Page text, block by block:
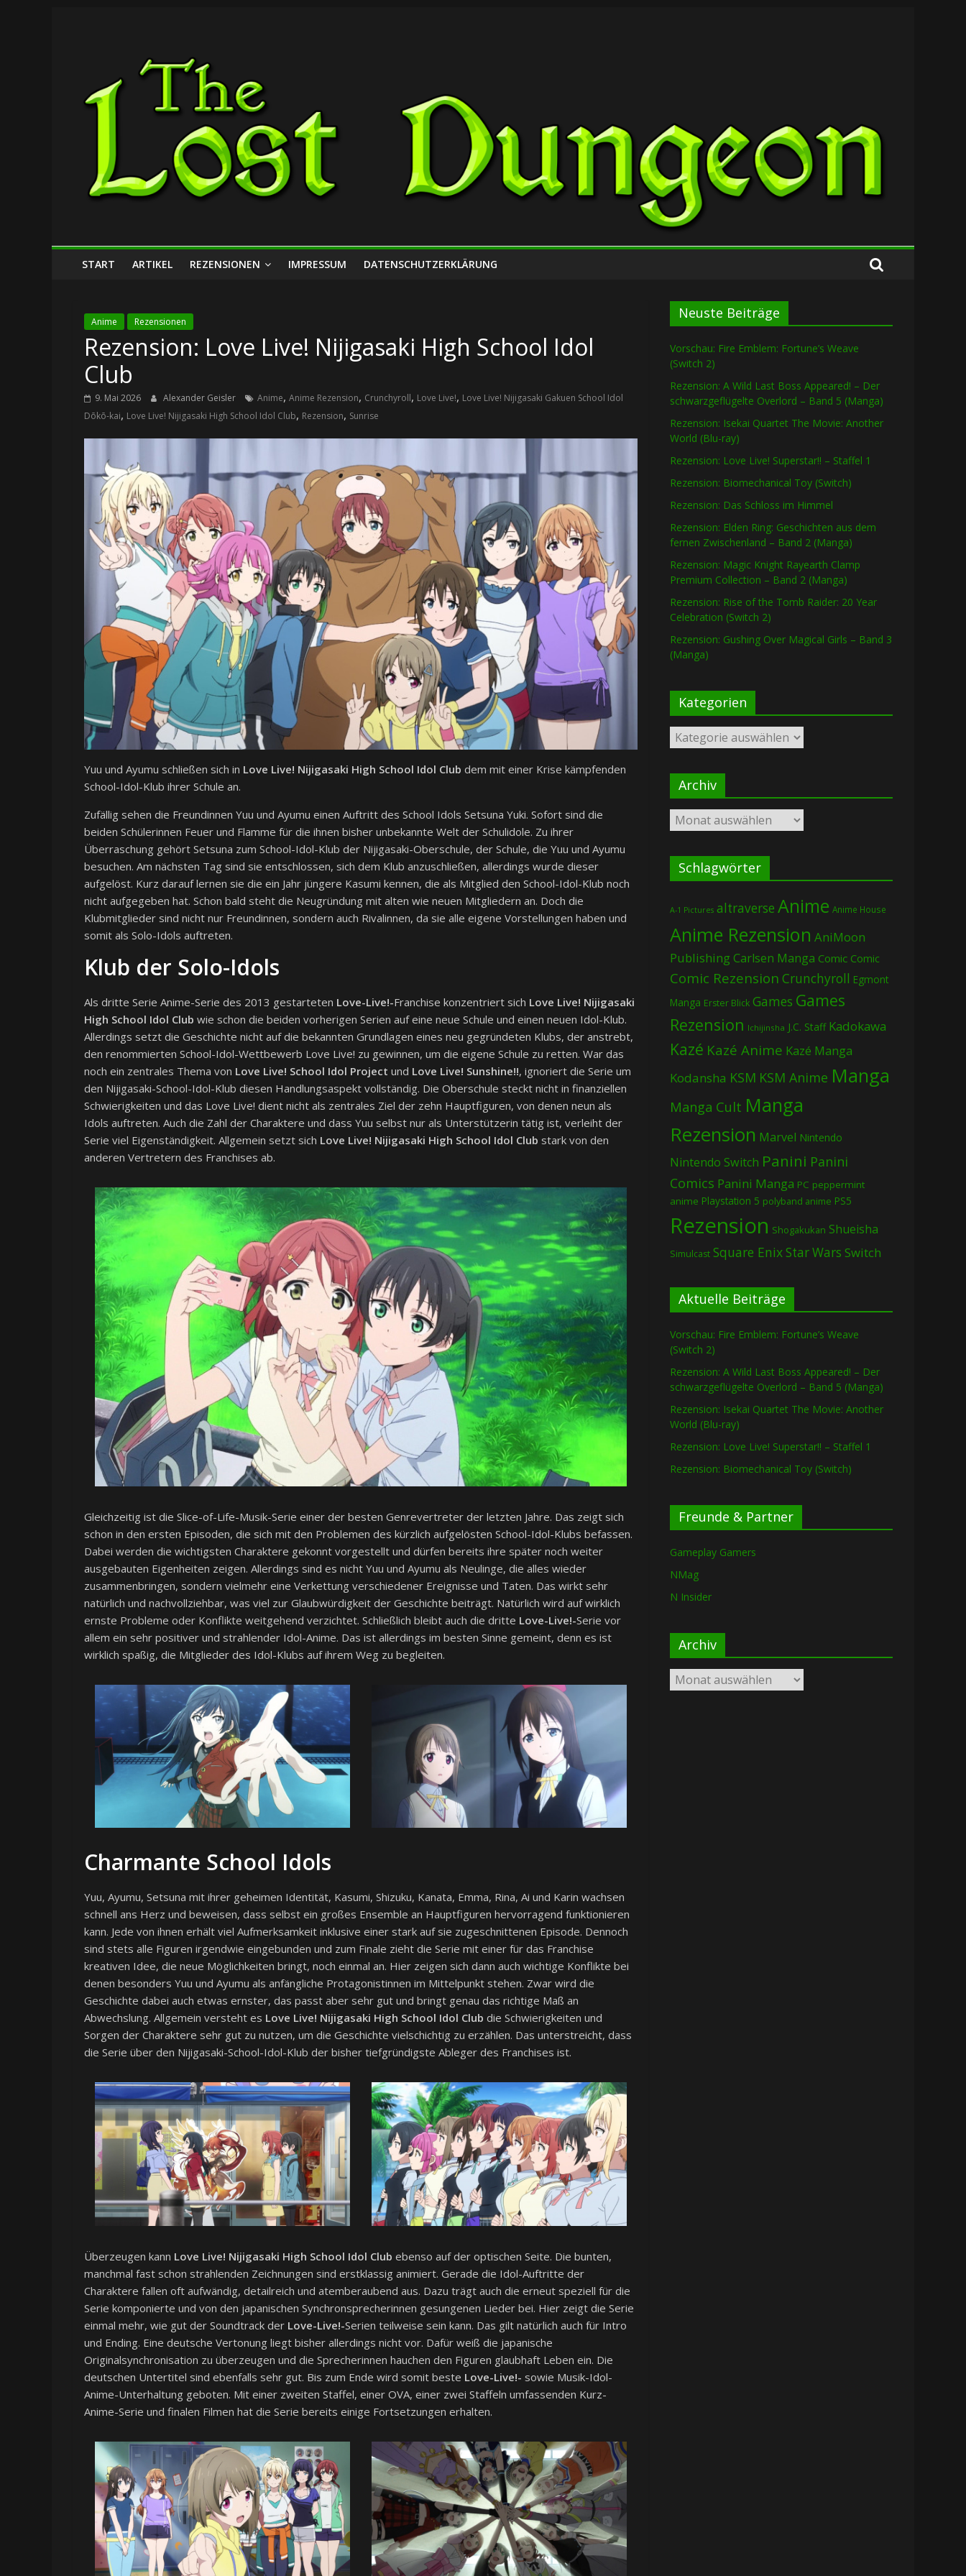
Lost
Dungeon
START ARTIKEL REZENSIONEN IMPRESSUM DATENSCHUTZERKLÄRUNG
Anime Rezensionen
Rezension: Love Live! Nijigasaki High School Idol
Club
9. Mai 2026 Alexander Geisler Anime, Anime Rezension, Crunchyroll, Love Live!, Love Live! Nijigasaki Gakuen School Idol
Dōkō-kai, Love Live! Nijigasaki High School Idol Club, Rezension, Sunrise
Yuu und Ayumu schließen sich in Love Live! Nijigasaki High School Idol Club dem mit einer Krise kämpfenden
School-Idol-Klub ihrer Schule an.
Zufällig sehen die Freundinnen Yuu und Ayumu einen Auftritt des School Idols Setsuna Yuki. Sofort sind die
beiden Schülerinnen Feuer und Flamme für die ihnen bisher unbekannte Welt der Schulidole. Zu ihrer
Überraschung gehört Setsuna zum School-Idol-Klub der Nijigasaki-Oberschule, der Schule, die Yuu und Ayumu
besuchen. Am nächsten Tag sind sie entschlossen, sich dem Klub anzuschließen, allerdings wurde dieser
aufgelöst. Kurz darauf lernen sie die ein Jahr jüngere Kasumi kennen, die als Mitglied den School-Idol-Klub noch
nicht aufgegeben hat. Schon bald steht die Neugründung mit alten wie neuen Mitgliedern an. Doch die
Klubmitglieder sind nicht nur Freundinnen, sondern auch Rivalinnen, da sie alle eigene Vorstellungen haben und
somit als Solo-Idols auftreten.
Klub der Solo-Idols
Als dritte Serie Anime-Serie des 2013 gestarteten Love-Live!-Franchise konzentriert sich Love Live! Nijigasaki
High School Idol Club wie schon die beiden vorherigen Serien auf eine neue Schule und einen neuen Idol-Klub.
Allerdings setzt die Geschichte nicht auf die bekannten Grundlagen eines neu gegründeten Klubs, der anstrebt,
den renommierten School-Idol-Wettbewerb Love Live! zu gewinnen, um die eigene Schule zu retten. War das
noch ein zentrales Thema von Love Live! School Idol Project und Love Live! Sunshine!!, ignoriert die Serie um
den Nijigasaki-School-Idol-Klub diesen Handlungsaspekt vollständig. Die Oberschule steckt nicht in finanziellen
Schwierigkeiten und das Love Live! dient nicht als zentrales Ziel der zehn Hauptfiguren, von denen neun als
Idols auftreten. Auch die Zahl der Charaktere und dass Yuu selbst nur als Unterstützerin tätig ist, verleiht der
Serie viel Eigenständigkeit. Allgemein setzt sich Love Live! Nijigasaki High School Idol Club stark von den
anderen Vertretern des Franchises ab.
Gleichzeitig ist die Slice-of-Life-Musik-Serie einer der besten Genrevertreter der letzten Jahre. Das zeigt sich
schon in den ersten Episoden, die sich mit den Problemen des kürzlich aufgelösten School-Idol-Klubs befassen.
Dabei werden die wichtigsten Charaktere gekonnt vorgestellt und dürfen bereits ihre später noch weiter
ausgebauten Eigenheiten zeigen. Allerdings sind es nicht Yuu und Ayumu als Neulinge, die alles wieder
zusammenbringen, sondern vielmehr eine Verkettung verschiedener Ereignisse und Taten. Das wirkt sehr
natürlich und nachvollziehbar, was viel zur Glaubwürdigkeit der Geschichte beiträgt. Natürlich wird auf wirklich
ernste Probleme oder Konflikte weitgehend verzichtet. Schließlich bleibt auch die dritte Love-Live!-Serie vor
allem ein sehr positiver und strahlender Idol-Anime. Das ist allerdings im besten Sinne gemeint, denn es ist
wirklich spaßig, die Mitglieder des Idol-Klubs auf ihrem Weg zu begleiten.
Charmante School Idols
Yuu, Ayumu, Setsuna mit ihrer geheimen Identität, Kasumi, Shizuku, Kanata, Emma, Rina, Ai und Karin wachsen
schnell ans Herz und beweisen, dass selbst ein großes Ensemble an Hauptfiguren hervorragend funktionieren
kann. Jede von ihnen erhält viel Aufmerksamkeit inklusive einer stark auf sie zugeschnittenen Episode. Dennoch
sind stets alle Figuren irgendwie eingebunden und zum Finale zieht die Serie mit einer für das Franchise
kreativen Idee, die neue Möglichkeiten bringt, noch einmal an. Hier zeigen sich dann auch wichtige Konflikte bei
denen besonders Yuu und Ayumu als anfängliche Protagonistinnen im Mittelpunkt stehen. Zwar wird die
Geschichte dabei auch etwas ernster, das passt aber sehr gut und bringt genau das richtige Maß an
Abwechslung. Allgemein versteht es Love Live! Nijigasaki High School Idol Club die Schwierigkeiten und
Sorgen der Charaktere sehr gut zu nutzen, um die Geschichte vielschichtig zu erzählen. Das unterstreicht, dass
die Serie über den Nijigasaki-School-Idol-Klub der bisher tiefgründigste Ableger des Franchises ist.
Überzeugen kann Love Live! Nijigasaki High School Idol Club ebenso auf der optischen Seite. Die bunten,
manchmal fast schon strahlenden Zeichnungen sind erstklassig animiert. Gerade die Idol-Auftritte der
Charaktere fallen oft aufwändig, detailreich und atemberaubend aus. Dazu trägt auch die erneut speziell für die
Serie komponierte und von den japanischen Synchronsprecherinnen gesungenen Lieder bei. Hier zeigt die Serie
einmal mehr, wie gut der Soundtrack der Love-Live!-Serien teilweise sein kann. Das gilt natürlich auch für Intro
und Ending. Eine deutsche Vertonung liegt bisher allerdings nicht vor. Dafür weiß die japanische
Originalsynchronisation zu überzeugen und die Sprecherinnen hauchen den Figuren glaubhaft Leben ein. Die
deutschen Untertitel sind ebenfalls sehr gut. Bis zum Ende wird somit beste Love-Live!- sowie Musik-Idol-
Anime-Unterhaltung geboten. Mit einer zweiten Staffel, einer OVA, einer zwei Staffeln umfassenden Kurz-
Anime-Serie und finalen Filmen hat die Serie bereits einige Fortsetzungen erhalten.
Neuste Beiträge
Vorschau: Fire Emblem: Fortune’s Weave
(Switch 2)
Rezension: A Wild Last Boss Appeared! – Der
schwarzgeflügelte Overlord – Band 5 (Manga)
Rezension: Isekai Quartet The Movie: Another
World (Blu-ray)
Rezension: Love Live! Superstar!! – Staffel 1
Rezension: Biomechanical Toy (Switch)
Rezension: Das Schloss im Himmel
Rezension: Elden Ring: Geschichten aus dem
fernen Zwischenland – Band 2 (Manga)
Rezension: Magic Knight Rayearth Clamp
Premium Collection – Band 2 (Manga)
Rezension: Rise of the Tomb Raider: 20 Year
Celebration (Switch 2)
Rezension: Gushing Over Magical Girls – Band 3
(Manga)
Kategorien
Kategorien
Archiv
Archiv
Schlagwörter
A-1 Pictures altraverse Anime Anime House
Anime Rezension AniMoon
PublishingCarlsen Manga Comic Comic
Comic Rezension Crunchyroll Egmont
Manga Erster Blick Games Games
Rezension Ichijinsha J.C. Staff Kadokawa
Kazé Kazé Anime Kazé Manga
Kodansha KSM KSM Anime Manga
Manga Cult Manga
Rezension Marvel Nintendo
Nintendo Switch Panini Panini
Comics Panini Manga PC peppermint
anime Playstation 5 polyband anime PS5
Rezension Shogakukan Shueisha
Simulcast Square EnixStar Wars Switch
Aktuelle Beiträge
Vorschau: Fire Emblem: Fortune’s Weave
(Switch 2)
Rezension: A Wild Last Boss Appeared! – Der
schwarzgeflügelte Overlord – Band 5 (Manga)
Rezension: Isekai Quartet The Movie: Another
World (Blu-ray)
Rezension: Love Live! Superstar!! – Staffel 1
Rezension: Biomechanical Toy (Switch)
Freunde & Partner
Gameplay Gamers
NMag
N Insider
Archiv
Archiv